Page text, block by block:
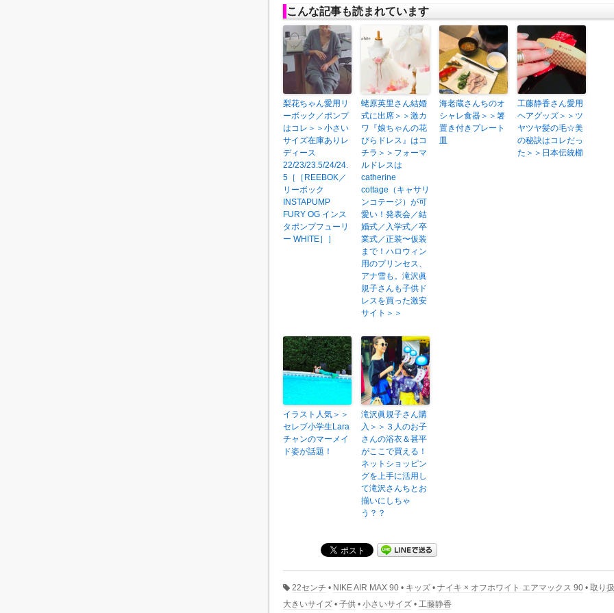
こんな記事も読まれています
梨花ちゃん愛用リ
ーボック／ポンプ
はコレ＞＞小さい
サイズ在庫ありレ
ディース
22/23/23.5/24/24.
5［［REEBOK／
リーボック
INSTAPUMP
FURY OG インス
タポンプフューリ
ー WHITE］］
蛯原英里さん結婚
式に出席＞＞激カ
ワ『娘ちゃんの花
びらドレス』はコ
チラ＞＞フォーマ
ルドレスは
catherine
cottage（キャサリ
ンコテージ）が可
愛い！発表会／結
婚式／入学式／卒
業式／正装〜仮装
まで！ハロウィン
用のプリンセス、
アナ雪も。滝沢眞
規子さんも子供ド
レスを買った激安
サイト＞＞
海老蔵さんちのオ
シャレ食器＞＞箸
置き付きプレート
皿
工藤静香さん愛用
ヘアグッズ＞＞ツ
ヤツヤ髪の毛☆美
の秘訣はコレだっ
た＞＞日本伝統櫛
イラスト人気＞＞
セレブ小学生Lara
チャンのマーメイ
ド姿が話題！
滝沢眞規子さん購
入＞＞３人のお子
さんの浴衣＆甚平
がここで買える！
ネットショッピン
グを上手に活用し
て滝沢さんちとお
揃いにしちゃ
う？？
22センチ • NIKE AIR MAX 90 • キッズ • ナイキ × オフホワイト エアマックス 90 • 取り
大きいサイズ • 子供 • 小さいサイズ • 工藤静香